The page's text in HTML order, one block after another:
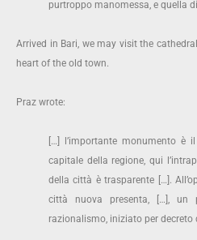
purtroppo manomessa, e quella
Arrived in Bari, we may visit the
heart of the old town.
Praz wrote:
[…] l’importante monumento
capitale della regione, qui
della città è trasparente […].
città nuova presenta, […], un
razionalismo, iniziato per decreto